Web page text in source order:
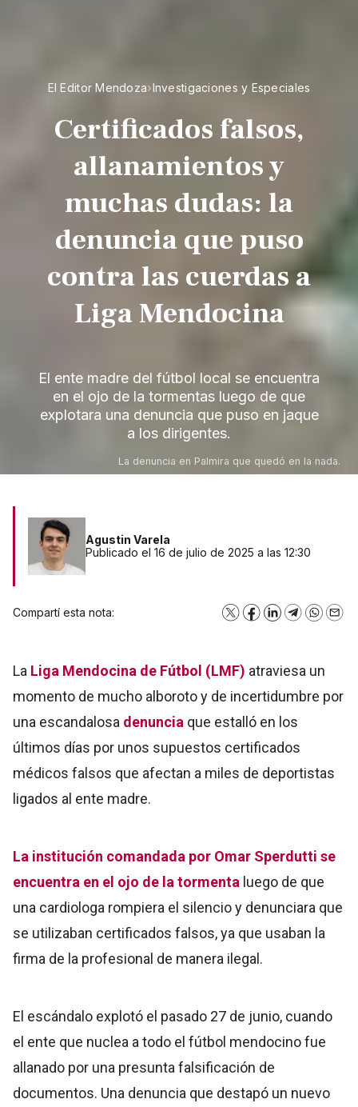
La denuncia en Palmira que quedó en la nada.
El Editor Mendoza›Investigaciones y Especiales
Certificados falsos,
allanamientos y
muchas dudas: la
denuncia que puso
contra las cuerdas a
Liga Mendocina
El ente madre del fútbol local se encuentra
en el ojo de la tormentas luego de que
explotara una denuncia que puso en jaque
a los dirigentes.
Agustin Varela
Publicado el 16 de julio de 2025 a las 12:30
Compartí esta nota: X Facebook
LinkedInTelegram
La Liga Mendocina de Fútbol (LMF) atraviesa un
momento de mucho alboroto y de incertidumbre por
una escandalosa denuncia que estalló en los
últimos días por unos supuestos certificados
médicos falsos que afectan a miles de deportistas
ligados al ente madre.
La institución comandada por Omar Sperdutti se
encuentra en el ojo de la tormenta luego de que
una cardiologa rompiera el silencio y denunciara que
se utilizaban certificados falsos, ya que usaban la
firma de la profesional de manera ilegal.
El escándalo explotó el pasado 27 de junio, cuando
el ente que nuclea a todo el fútbol mendocino fue
allanado por una presunta falsificación de
documentos. Una denuncia que destapó un nuevo